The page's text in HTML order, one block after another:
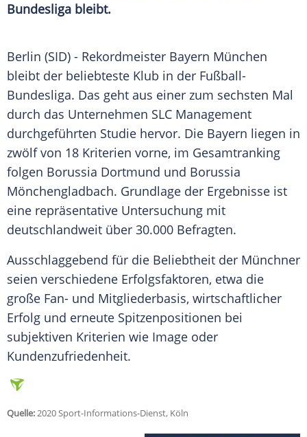
Bundesliga bleibt.
Berlin (SID) - Rekordmeister Bayern München
bleibt der beliebteste Klub in der Fußball-
Bundesliga. Das geht aus einer zum sechsten Mal
durch das Unternehmen SLC Management
durchgeführten Studie hervor. Die Bayern liegen in
zwölf von 18 Kriterien vorne, im Gesamtranking
folgen Borussia Dortmund und Borussia
Mönchengladbach. Grundlage der Ergebnisse ist
eine repräsentative Untersuchung mit
deutschlandweit über 30.000 Befragten.
Ausschlaggebend für die Beliebtheit der Münchner
seien verschiedene Erfolgsfaktoren, etwa die
große Fan- und Mitgliederbasis, wirtschaftlicher
Erfolg und erneute Spitzenpositionen bei
subjektiven Kriterien wie Image oder
Kundenzufriedenheit.
Quelle:2020 Sport-Informations-Dienst, Köln